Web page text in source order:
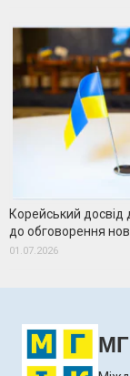
Корейський досвід
до обговорення
01.07.2026